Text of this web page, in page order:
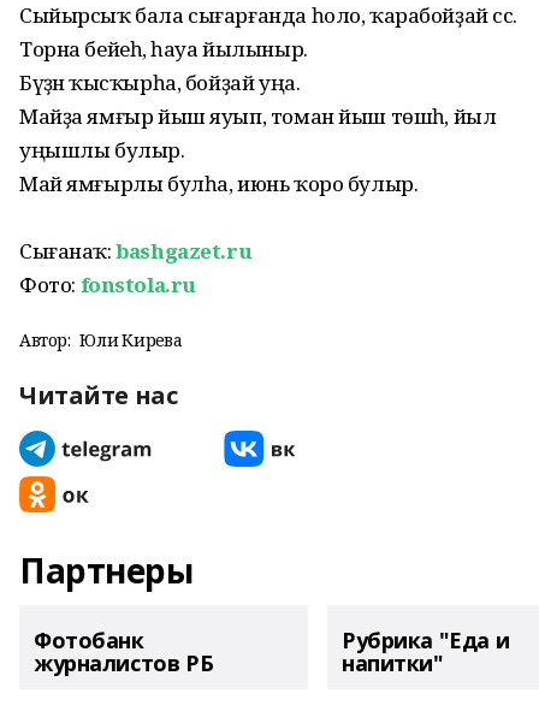
Сыйырсыҡ бала сығарғанда һоло, ҡарабойҙай сәс.
Торна бейеһә, һауа йылыныр.
Бүҙәнә ҡысҡырһа, бойҙай уңа.
Майҙа ямғыр йыш яуып, томан йыш төшһә, йыл
уңышлы булыр.
Май ямғырлы булһа, июнь ҡоро булыр.
Сығанаҡ:bashgazet.ru
Фото: fonstola.ru
Автор: Юлиә Кирәева
Читайте нас
Партнеры
Фотобанк
журналистов РБ
Рубрика "Еда и
напитки"